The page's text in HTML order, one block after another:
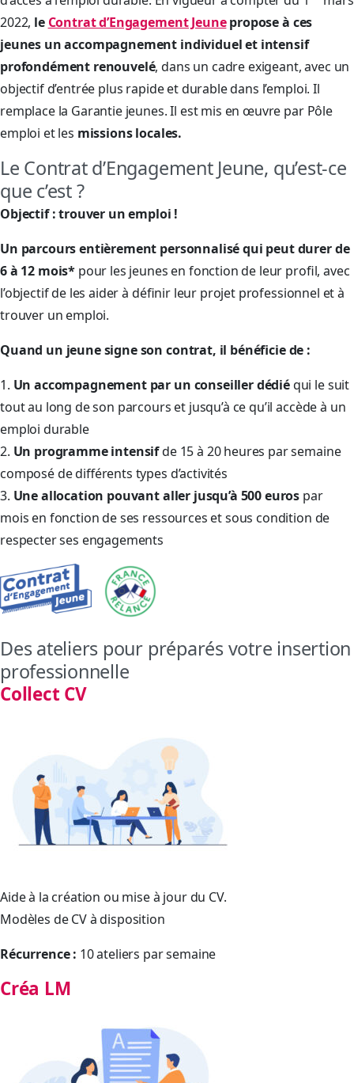
2022, le Contrat d’Engagement Jeunepropose à ces
jeunes un accompagnement individuel et intensif
profondément renouvelé, dans un cadre exigeant, avec un
objectif d’entrée plus rapide et durable dans l’emploi. Il
remplace la Garantie jeunes. Il est mis en œuvre par Pôle
emploi et les missions locales.
Le Contrat d’Engagement Jeune, qu’est-ce
que c’est ?
Objectif : trouver un emploi !
Un parcours entièrement personnalisé qui peut durer de
6 à 12 mois* pour les jeunes en fonction de leur profil, avec
l’objectif de les aider à définir leur projet professionnel et à
trouver un emploi.
Quand un jeune signe son contrat, il bénéficie de :
1. Un accompagnement par un conseiller dédiéqui le suit
tout au long de son parcours et jusqu’à ce qu’il accède à un
emploi durable
2. Un programme intensifde 15 à 20 heures par semaine
composé de différents types d’activités
3. Une allocation pouvant aller jusqu’à 500 euros par
mois en fonction de ses ressources et sous condition de
respecter ses engagements
Des ateliers pour préparés votre insertion
professionnelle
Collect CV
Aide à la création ou mise à jour du CV.
Modèles de CV à disposition
Récurrence : 10 ateliers par semaine
Créa LM